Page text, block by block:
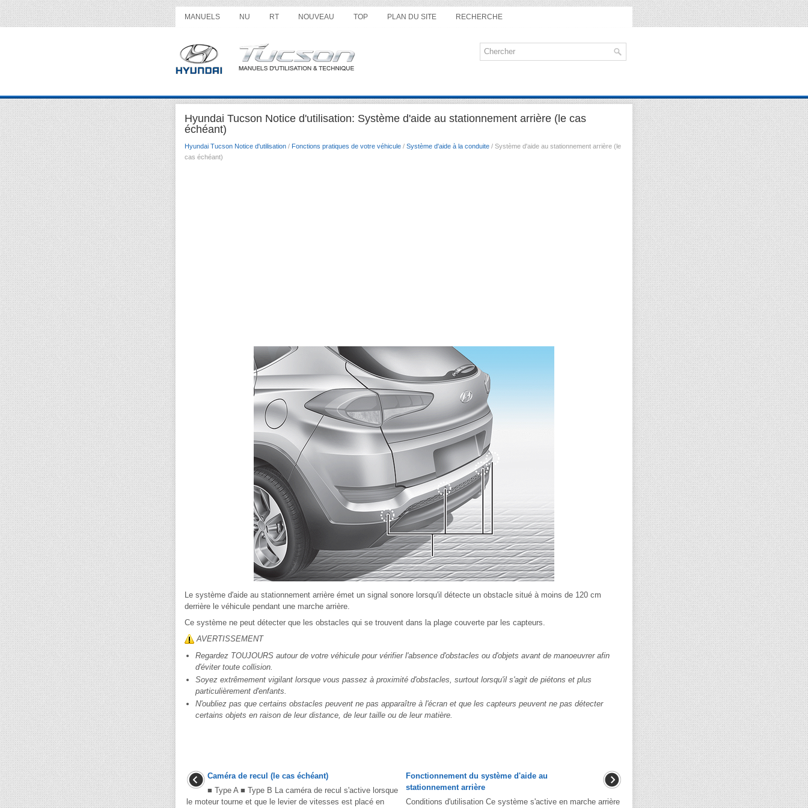
MANUELS NU RT NOUVEAU TOP PLAN DU SITE RECHERCHE
Hyundai Tucson Notice d'utilisation: Système d'aide au stationnement arrière (le cas
échéant)
Hyundai Tucson Notice d'utilisation / Fonctions pratiques de votre véhicule / Système d'aide à la conduite / Système d'aide au stationnement arrière (le
cas échéant)
Le système d'aide au stationnement arrière émet un signal sonore lorsqu'il détecte un obstacle situé à moins de 120 cm
derrière le véhicule pendant une marche arrière.
Ce système ne peut détecter que les obstacles qui se trouvent dans la plage couverte par les capteurs.
AVERTISSEMENT
Regardez TOUJOURS autour de votre véhicule pour vérifier l'absence d'obstacles ou d'objets avant de manoeuvrer afin
d'éviter toute collision.
Soyez extrêmement vigilant lorsque vous passez à proximité d'obstacles, surtout lorsqu'il s'agit de piétons et plus
particulièrement d'enfants.
N'oubliez pas que certains obstacles peuvent ne pas apparaître à l'écran et que les capteurs peuvent ne pas détecter
certains objets en raison de leur distance, de leur taille ou de leur matière.
Caméra de recul (le cas échéant)
■ Type A ■ Type B La caméra de recul s'active lorsque
le moteur tourne et que le levier de vitesses est placé en
Fonctionnement du système d'aide au
stationnement arrière
Conditions d'utilisation Ce système s'active en marche arrière